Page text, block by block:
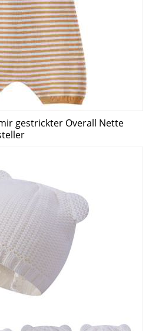
gestrickter Overall Nette